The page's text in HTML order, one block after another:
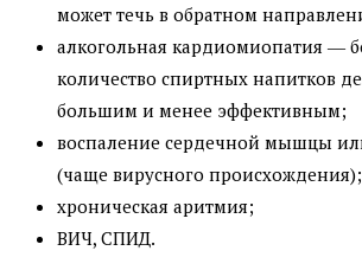
может течь в обратном
алкогольная кардиомиопатия ―
количество спиртных напитков
большим и менее эффективным;
воспаление сердечной мышцы
(чаще вирусного происхождения);
хроническая аритмия;
ВИЧ, СПИД.